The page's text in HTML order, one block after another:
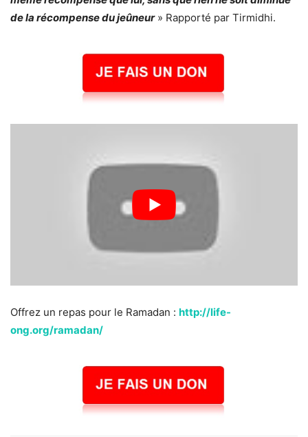
de la récompense du jeûneur » Rapporté par Tirmidhi.
Offrez un repas pour le Ramadan : http://life-
ong.org/ramadan/